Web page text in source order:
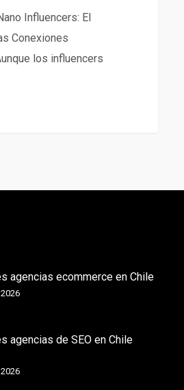
Influencers: El
Conexiones
los influencers
agencias ecommerce en Chile
agencias de SEO en Chile